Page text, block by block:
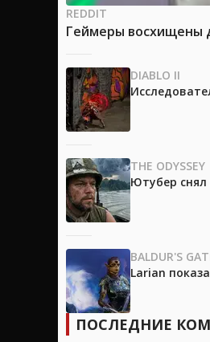
REDDIT
Геймеры восхищены
DIABLO II
THE ODYSSEY
Ютубер снял
BALDUR'S
Larian
ПОСЛЕДНИЕ